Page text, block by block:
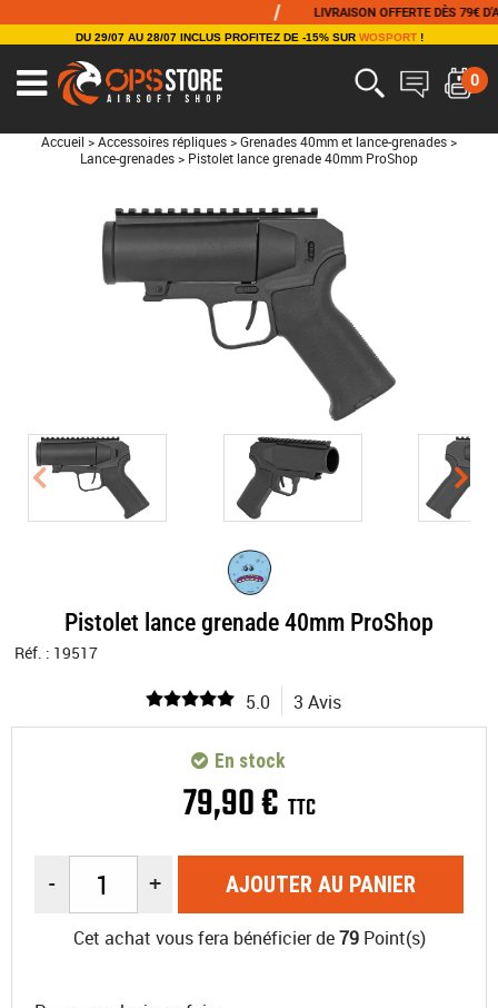
LIVRAISON OFFERTE DÈS 79€
DU 29/07 AU 28/07 INCLUS PROFITEZ DE -15% SUR WOSPORT!
0
Accueil > Accessoires répliques > Grenades 40mm et lance-grenades >
Lance-grenades > Pistolet lance grenade 40mm ProShop
Pistolet lance grenade 40mm ProShop
Réf. : 19517
5.0 3 Avis
79,90€ TTC
En stock
- + AJOUTER AU PANIER
Cet achat vous fera bénéficier de79Point(s)